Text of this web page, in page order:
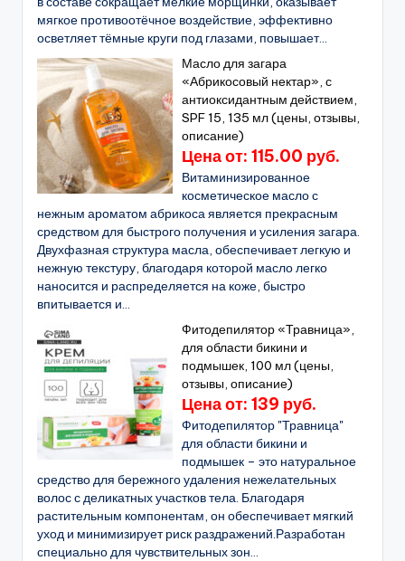
мягкое противоотёчное воздействие, эффективно
осветляет тёмные круги под глазами, повышает...
Масло для загара
«Абрикосовый нектар», с
антиоксидантным действием,
SPF 15, 135 мл (цены, отзывы,
описание)
Цена от: 115.00 руб.
Витаминизированное
косметическое масло с
нежным ароматом абрикоса является прекрасным
средством для быстрого получения и усиления загара.
Двухфазная структура масла, обеспечивает легкую и
нежную текстуру, благодаря которой масло легко
наносится и распределяется на коже, быстро
впитывается и...
Фитодепилятор «Травница»,
для области бикини и
подмышек, 100 мл (цены,
отзывы, описание)
Цена от: 139 руб.
Фитодепилятор "Травница"
для области бикини и
подмышек – это натуральное
средство для бережного удаления нежелательных
волос с деликатных участков тела. Благодаря
растительным компонентам, он обеспечивает мягкий
уход и минимизирует риск раздражений.Разработан
специально для чувствительных зон...